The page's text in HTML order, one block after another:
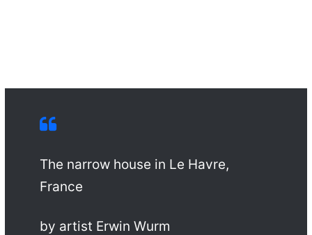
The narrow house in Le Havre,
France
by artist Erwin Wurm